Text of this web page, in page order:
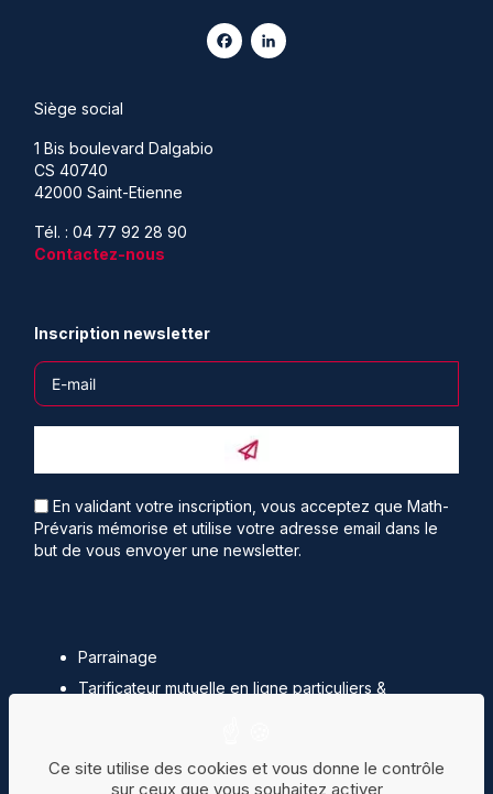
Facebook
Siège social
1 Bis boulevard Dalgabio
CS 40740
42000 Saint-Etienne
Tél. : 04 77 92 28 90
Contactez-nous
Inscription newsletter
En validant votre inscription, vous acceptez que Math-
Prévaris mémorise et utilise votre adresse email dans le
but de vous envoyer une newsletter.
Parrainage
Tarificateur mutuelle en ligne particuliers &
Magazines santé
Ce site utilise des cookies et vous donne le contrôle
sur ceux que vous souhaitez activer